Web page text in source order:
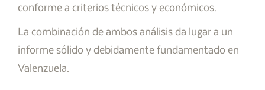
conforme a criterios técnicos y económicos.
La combinación de ambos análisis da lugar a un
informe sólido y debidamente fundamentado en
Valenzuela.